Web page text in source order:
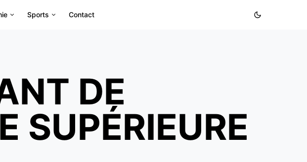
Sports Contact
DE
SUPÉRIEURE